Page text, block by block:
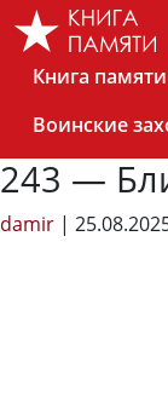
Skip
Книга памяти
Воинские
243 —
damir |